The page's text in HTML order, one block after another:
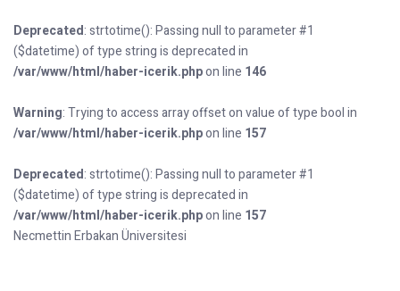
Deprecated: strtotime(): Passing null to parameter #1
($datetime) of type string is deprecated in
/var/www/html/haber-icerik.phpon line 146
Warning: Trying to access array offset on value of type bool in
/var/www/html/haber-icerik.phpon line 157
Deprecated: strtotime(): Passing null to parameter #1
($datetime) of type string is deprecated in
/var/www/html/haber-icerik.phpon line 157
Necmettin Erbakan Üniversitesi